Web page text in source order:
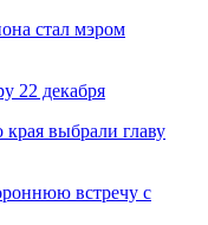
стал мэром
22 декабря
выбрали главу
встречу с